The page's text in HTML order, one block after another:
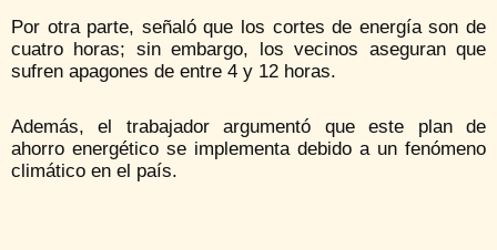
Por otra parte, señaló que los cortes de energía son de
cuatro horas; sin embargo, los vecinos aseguran que
sufren apagones de entre 4 y 12 horas.
Además, el trabajador argumentó que este plan de
ahorro energético se implementa debido a un fenómeno
climático en el país.